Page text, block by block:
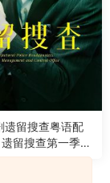
遗留搜查粤语配
留搜查第一季粤